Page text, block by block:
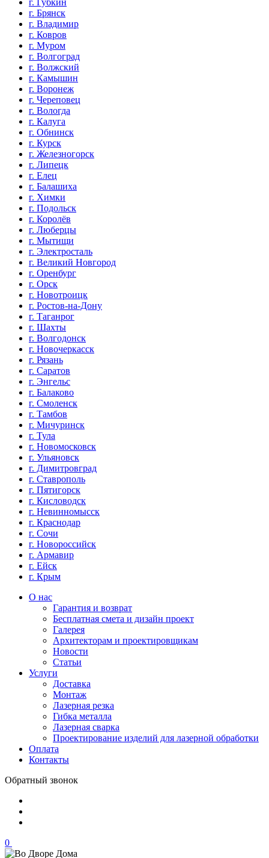
г. Губкин
г. Брянск
г. Владимир
г. Ковров
г. Муром
г. Волгоград
г. Волжский
г. Камышин
г. Воронеж
г. Череповец
г. Вологда
г. Калуга
г. Обнинск
г. Курск
г. Железногорск
г. Липецк
г. Елец
г. Балашиха
г. Химки
г. Подольск
г. Королёв
г. Люберцы
г. Мытищи
г. Электросталь
г. Великий Новгород
г. Оренбург
г. Орск
г. Новотроицк
г. Ростов-на-Дону
г. Таганрог
г. Шахты
г. Волгодонск
г. Новочеркасск
г. Рязань
г. Саратов
г. Энгельс
г. Балаково
г. Смоленск
г. Тамбов
г. Мичуринск
г. Тула
г. Новомосковск
г. Ульяновск
г. Димитровград
г. Ставрополь
г. Пятигорск
г. Кисловодск
г. Невинномысск
г. Краснодар
г. Сочи
г. Новороссийск
г. Армавир
г. Ейск
г. Крым
О нас
Гарантия и возврат
Бесплатная смета и дизайн проект
Галерея
Архитекторам и проектировщикам
Новости
Статьи
Услуги
Доставка
Монтаж
Лазерная резка
Гибка металла
Лазерная сварка
Проектирование изделий для лазерной обработки
Оплата
Контакты
Обратный звонок
0